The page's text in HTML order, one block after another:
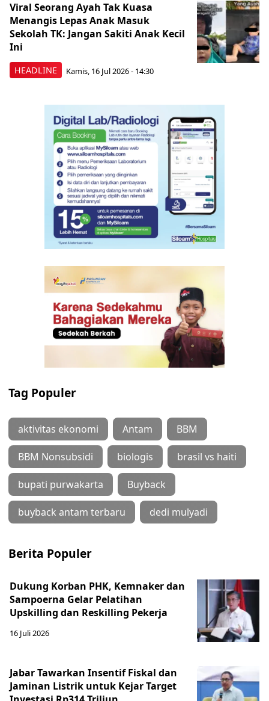
HEADLINE
Viral Seorang Ayah Tak Kuasa
Menangis Lepas Anak Masuk
Sekolah TK: Jangan Sakiti Anak Kecil
Ini
Kamis, 16 Jul 2026 - 14:30
Tag Populer
aktivitas ekonomi Antam BBM
BBM Nonsubsidi biologis brasil vs haiti
bupati purwakarta Buyback
buyback antam terbaru dedi mulyadi
Berita Populer
Dukung Korban PHK, Kemnaker dan
Sampoerna Gelar Pelatihan
Upskilling dan Reskilling Pekerja
16 Juli 2026
Jabar Tawarkan Insentif Fiskal dan
Jaminan Listrik untuk Kejar Target